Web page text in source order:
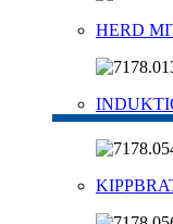
HERD